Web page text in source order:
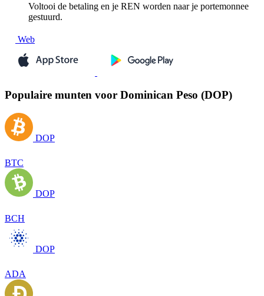
Voltooi de betaling en je REN worden naar je portemonnee
gestuurd.
Web
Populaire munten voor Dominican Peso (DOP)
DOP
BTC
DOP
BCH
DOP
ADA